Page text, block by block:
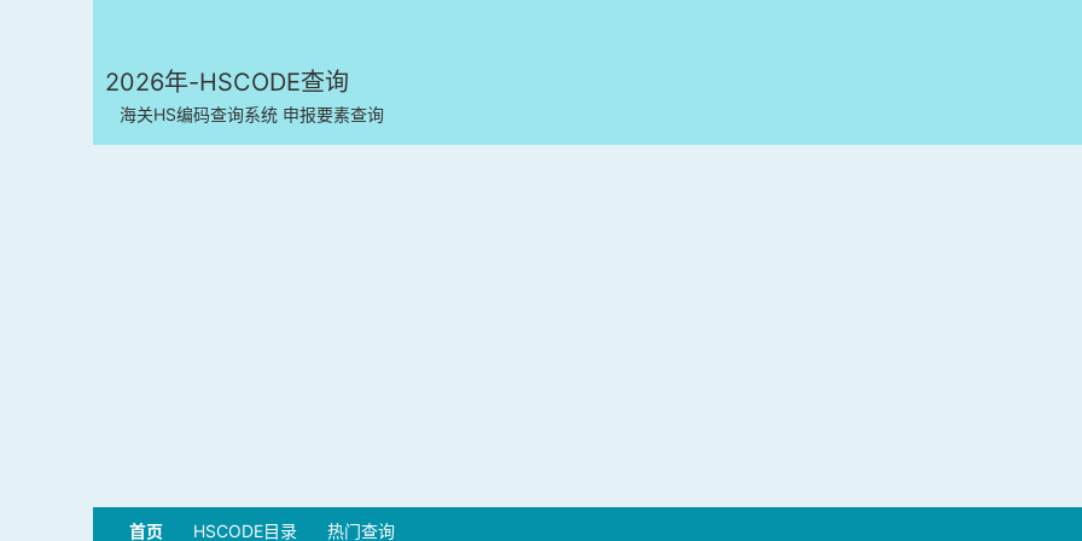
2026年-HSCODE查询
海关HS编码查询系统 申报要素查询
首页 HSCODE目录 热门查询